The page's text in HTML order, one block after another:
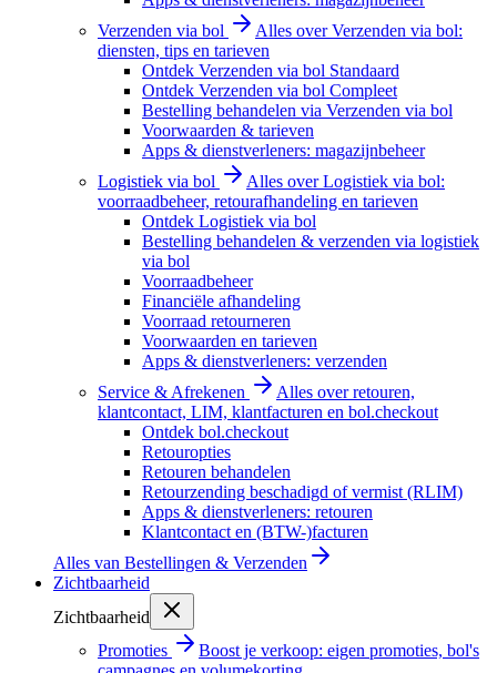
Verzenden via bol
Alles over Verzenden via bol:
diensten, tips en tarieven
Ontdek Verzenden via bol Standaard
Ontdek Verzenden via bol Compleet
Bestelling behandelen via Verzenden via bol
Voorwaarden & tarieven
Apps & dienstverleners: magazijnbeheer
Logistiek via bol
Alles over Logistiek via bol:
voorraadbeheer, retourafhandeling en tarieven
Ontdek Logistiek via bol
Bestelling behandelen & verzenden via logistiek
via bol
Voorraadbeheer
Financiële afhandeling
Voorraad retourneren
Voorwaarden en tarieven
Apps & dienstverleners: verzenden
Service & Afrekenen
Alles over retouren,
klantcontact, LIM, klantfacturen en bol.checkout
Ontdek bol.checkout
Retouropties
Retouren behandelen
Retourzending beschadigd of vermist (RLIM)
Apps & dienstverleners: retouren
Klantcontact en (BTW-)facturen
Alles van Bestellingen & Verzenden
Zichtbaarheid
Zichtbaarheid
Promoties
Boost je verkoop: eigen promoties, bol's